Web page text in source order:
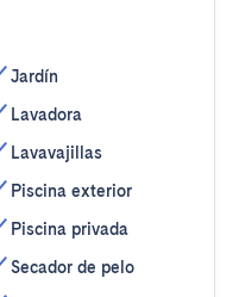
Jardín
Lavadora
Lavavajillas
Piscina exterior
Piscina privada
Secador de pelo